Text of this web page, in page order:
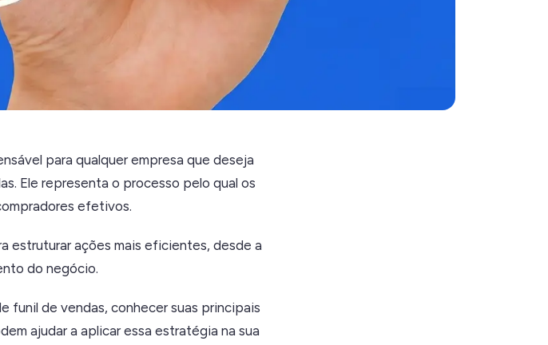
para qualquer empresa que deseja
Ele representa o processo pelo qual os
efetivos.
estruturar ações mais eficientes, desde a
do negócio.
de vendas, conhecer suas principais
ajudar a aplicar essa estratégia na sua